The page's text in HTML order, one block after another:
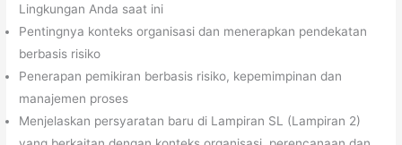
Lingkungan Anda saat ini
Pentingnya konteks organisasi dan menerapkan pendekatan
berbasis risiko
Penerapan pemikiran berbasis risiko, kepemimpinan dan
manajemen proses
Menjelaskan persyaratan baru di Lampiran SL (Lampiran 2)